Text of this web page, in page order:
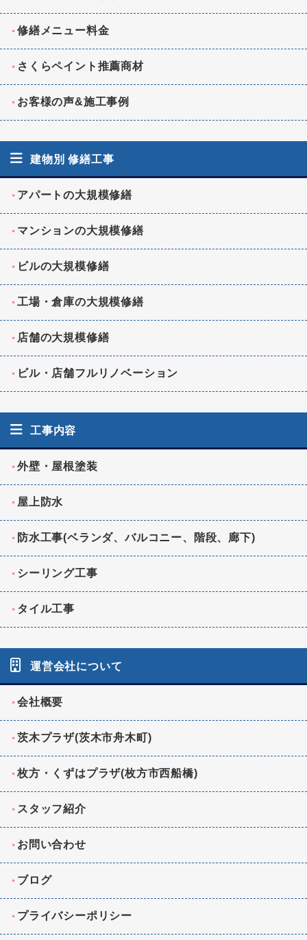
修繕メニュー料金
さくらペイント推薦商材
お客様の声&施工事例
建物別 修繕工事
アパートの大規模修繕
マンションの大規模修繕
ビルの大規模修繕
工場・倉庫の大規模修繕
店舗の大規模修繕
ビル・店舗フルリノベーション
工事内容
外壁・屋根塗装
屋上防水
防水工事(ベランダ、バルコニー、階段、廊下)
シーリング工事
タイル工事
運営会社について
会社概要
茨木プラザ(茨木市舟木町)
枚方・くずはプラザ(枚方市西船橋)
スタッフ紹介
お問い合わせ
ブログ
プライバシーポリシー